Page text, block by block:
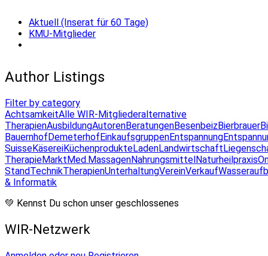
Aktuell (Inserat für 60 Tage)
KMU-Mitglieder
Author Listings
Filter by category
AchtsamkeitAlle WIR-Mitgliederalternative
TherapienAusbildungAutorenBeratungenBesenbeizBierbrauer
BauernhofDemeterhofEinkaufsgruppenEntspannung
SuisseKäsereiKüchenprodukteLadenLandwirtschaft
TherapieMarktMed.MassagenNahrungsmittelNaturheilpraxis
StandTechnikTherapienUnterhaltungVereinVerkauf
& Informatik
💚 Kennst Du schon unser geschlossenes
WIR-Netzwerk